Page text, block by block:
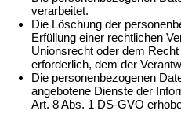
verarbeitet.
Die Löschung der
Erfüllung einer rechtlichen
Unionsrecht oder dem
erforderlich, dem der
Die personenbezogenen
angebotene Dienste der
Art. 8 Abs. 1 DS-GVO